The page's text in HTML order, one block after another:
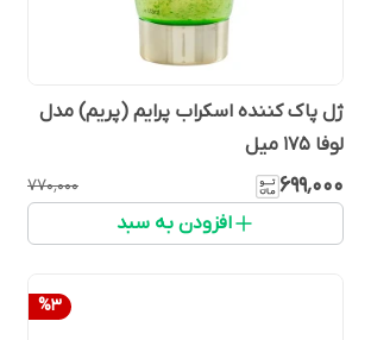
ژل پاک کننده اسکراب پرایم (پریم) مدل
لوفا 175 میل
۶۹۹٬۰۰۰ ۷۷۰٬۰۰۰
افزودن به سبد
%3